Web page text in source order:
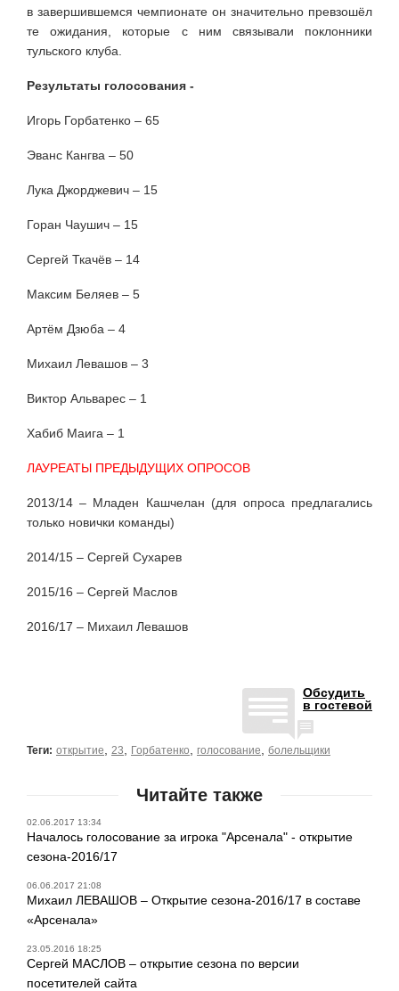
в завершившемся чемпионате он значительно превзошёл
те ожидания, которые с ним связывали поклонники
тульского клуба.
Результаты голосования -
Игорь Горбатенко – 65
Эванс Кангва – 50
Лука Джорджевич – 15
Горан Чаушич – 15
Сергей Ткачёв – 14
Максим Беляев – 5
Артём Дзюба – 4
Михаил Левашов – 3
Виктор Альварес – 1
Хабиб Маига – 1
ЛАУРЕАТЫ ПРЕДЫДУЩИХ ОПРОСОВ
2013/14 – Младен Кашчелан (для опроса предлагались
только новички команды)
2014/15 – Сергей Сухарев
2015/16 – Сергей Маслов
2016/17 – Михаил Левашов
Обсудить
в гостевой
Теги: открытие 23 Горбатенко голосование болельщики
Читайте также
02.06.2017 13:34
Началось голосование за игрока "Арсенала" - открытие
сезона-2016/17
06.06.2017 21:08
Михаил ЛЕВАШОВ – Открытие сезона-2016/17 в составе
«Арсенала»
23.05.2016 18:25
Сергей МАСЛОВ – открытие сезона по версии
посетителей сайта